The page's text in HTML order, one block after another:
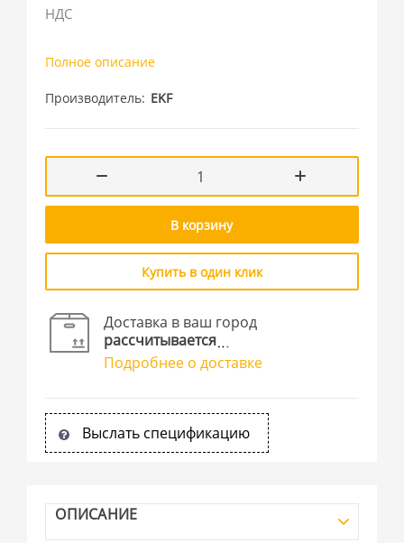
НДС
Полное описание
Производитель EKF
В корзину
Купить в один клик
Доставка в ваш город
рассчитывается
Подробнее о доставке
Выслать спецификацию
ОПИСАНИЕ